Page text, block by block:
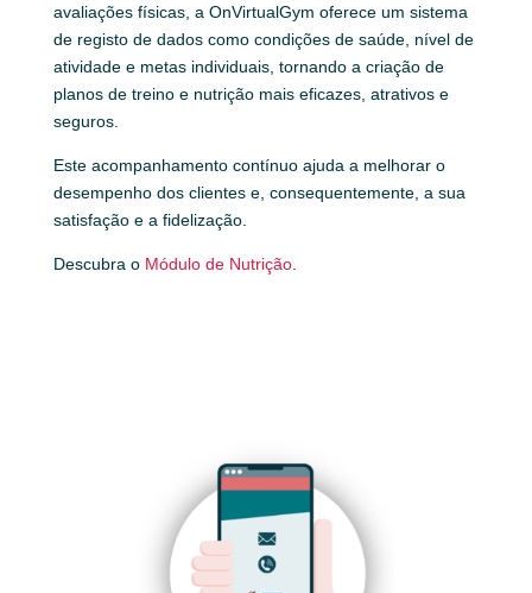
avaliações físicas, a OnVirtualGym oferece um sistema
de registo de dados como condições de saúde, nível de
atividade e metas individuais, tornando a criação de
planos de treino e nutrição mais eficazes, atrativos e
seguros.
Este acompanhamento contínuo ajuda a melhorar o
desempenho dos clientes e, consequentemente, a sua
satisfação e a fidelização.
Descubra o Módulo de Nutrição.